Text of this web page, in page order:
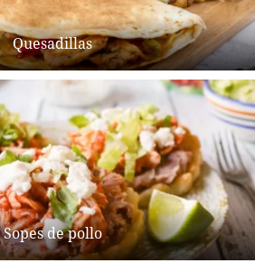
Quesadillas
Sopes de pollo